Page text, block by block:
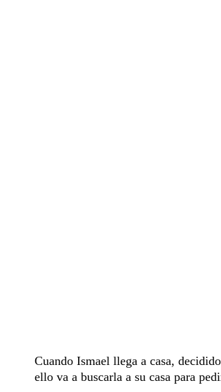
Cuando Ismael llega a casa,
ello va a buscarla a su casa para